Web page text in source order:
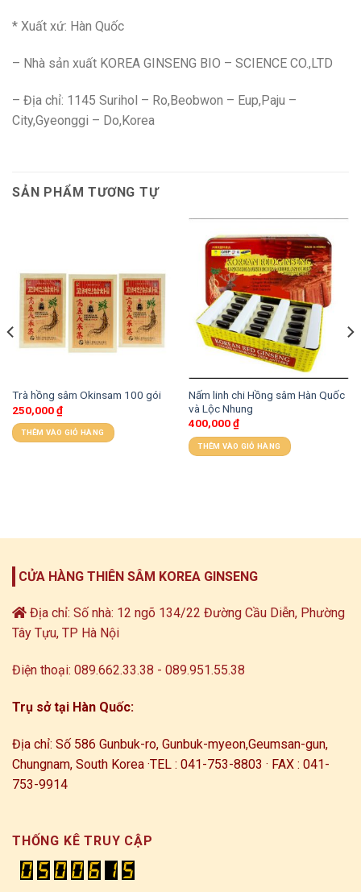
* Xuất xứ: Hàn Quốc
– Nhà sản xuất KOREA GINSENG BIO – SCIENCE CO.,LTD
– Địa chỉ: 1145 Surihol – Ro,Beobwon – Eup,Paju –
City,Gyeonggi – Do,Korea
SẢN PHẨM TƯƠNG TỰ
Trà hồng sâm Okinsam 100 gói
250,000₫
THÊM VÀO GIỎ HÀNG
Nấm linh chi Hồng sâm Hàn Quốc
và Lộc Nhung
400,000₫
THÊM VÀO GIỎ HÀNG
CỬA HÀNG THIÊN SÂM KOREA GINSENG
Địa chỉ: Số nhà: 12 ngõ 134/22 Đường Cầu Diễn, Phường
Tây Tựu, TP Hà Nội
Điện thoại: 089.662.33.38 - 089.951.55.38
Trụ sở tại Hàn Quốc:
Địa chỉ: Số 586 Gunbuk-ro, Gunbuk-myeon,Geumsan-gun,
Chungnam, South Korea ·TEL : 041-753-8803 · FAX : 041-
753-9914
THỐNG KÊ TRUY CẬP